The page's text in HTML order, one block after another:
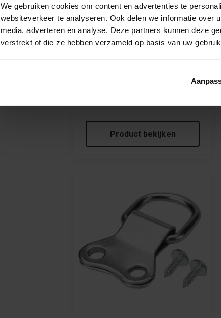
We gebruiken cookies om content en advertenties te
websiteverkeer te analyseren. Ook delen we informatie over
media, adverteren en analyse. Deze partners kunnen deze
verstrekt of die ze hebben verzameld op basis van uw
Zelfklevende Kurk Wereldkaart –
Product bekijken